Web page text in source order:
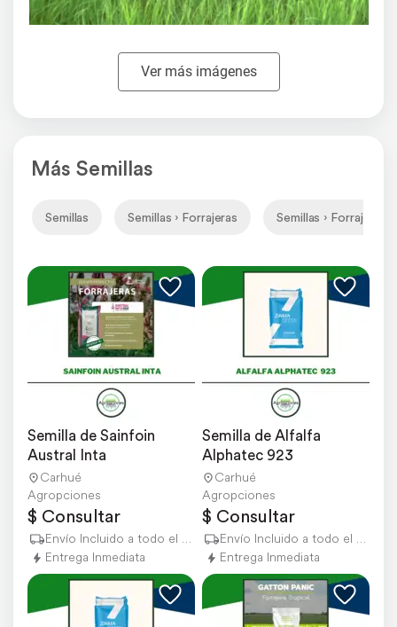
Ver más imágenes
Más Semillas
Semillas Semillas › Forrajeras Semillas › Forrajeras
Semilla de Sainfoin
Austral Inta
Carhué
Agropciones
$ Consultar
Envío Incluido a todo el país
Entrega Inmediata
Semilla de Alfalfa
Alphatec 923
Carhué
Agropciones
$ Consultar
Envío Incluido a todo el país
Entrega Inmediata